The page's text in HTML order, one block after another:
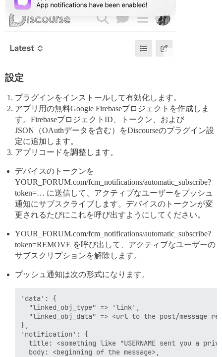
設定
プラグインをインストールして有効化します。
アプリ用の無料Google Firebaseプロジェクトを作成しま
す。FirebaseプロジェクトID、トークン、および
JSON（OAuthデータを含む）をDiscourseのプラグイン設
定に追加します。
アプリコードを調整します。
デバイスのトークンを
YOUR_FORUM.com/fcm_notifications/automatic_subscribe?
token=… に送信して、アクティブなユーザーをプッシュ
通知にサブスクライブします。デバイスのトークンが変
更されるたびにこれを呼び出すようにしてください。
YOUR_FORUM.com/fcm_notifications/automatic_subscribe?
token=REMOVE を呼び出して、アクティブなユーザーの
サブスクリプションを解除します。
プッシュ通知は次の形式になります。
'data': {
  "linked_obj_type" => 'link',
"linked_obj_data" => <url to the post/message
},
'notification': {
title: <something like "USERNAME sent you a
  body: <beginning of the message>,